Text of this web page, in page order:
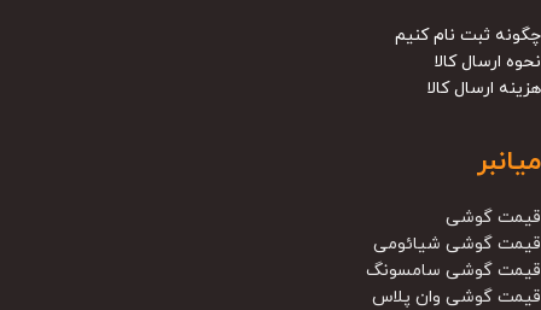
چگونه ثبت نام کنیم
نحوه ارسال کالا
هزینه ارسال کالا
میانبر
قیمت گوشی
قیمت گوشی شیائومی
قیمت گوشی سامسونگ
قیمت گوشی وان پلاس